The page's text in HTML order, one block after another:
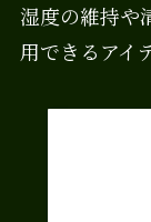
湿度の維持や
用できるアイ